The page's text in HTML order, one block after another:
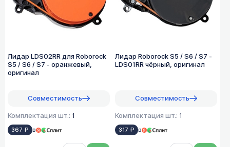
Лидар LDS02RR для Roborock
S5 / S6 / S7 - оранжевый,
оригинал
Совместимость
Комплектация шт.: 1
367 ₽ в
Лидар Roborock S5 / S6 / S7 -
LDS01RR чёрный, оригинал
Совместимость
Комплектация шт.: 1
317 ₽ в